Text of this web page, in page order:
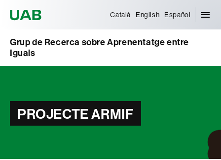
Català English Español
Grup de Recerca sobre Aprenentatge entre
Iguals
PROJECTE ARMIF